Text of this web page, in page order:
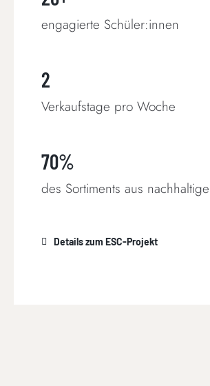
engagierte Schüler:innen
2
Verkaufstage pro Woche
70%
des Sortiments aus
Details zum ESC-Projekt